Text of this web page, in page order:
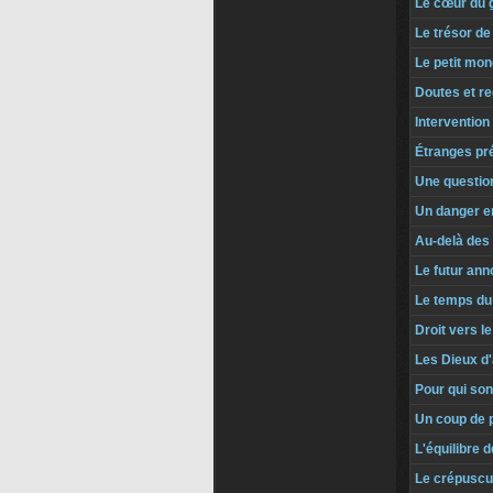
Le cœur du
Le trésor
Le petit
Doutes et
Étranges
Une
Un danger
Au-delà
Le futur
Le temps
Droit vers
Les Dieux
Pour qui
Un coup de
L'équilibre
Le